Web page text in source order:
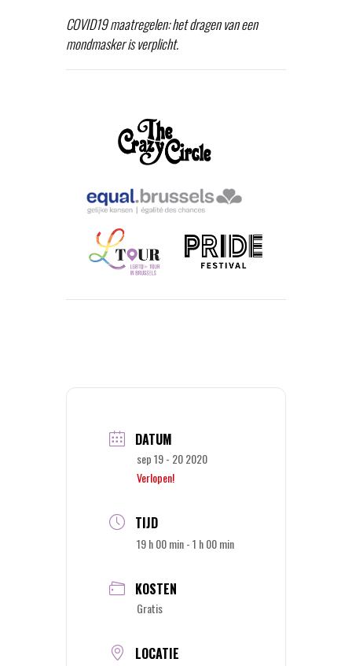
COVID19 maatregelen: het dragen van een
mondmasker is verplicht.
DATUM
sep 19 - 20 2020
Verlopen!
TIJD
19 h 00 min - 1 h 00 min
KOSTEN
Gratis
LOCATIE